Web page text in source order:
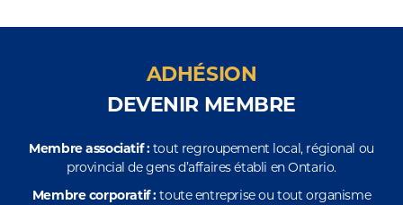
ADHÉSION
DEVENIR MEMBRE
Membre associatif : tout regroupement local, régional ou
provincial de gens d’affaires établi en Ontario.
Membre corporatif : toute entreprise ou tout organisme